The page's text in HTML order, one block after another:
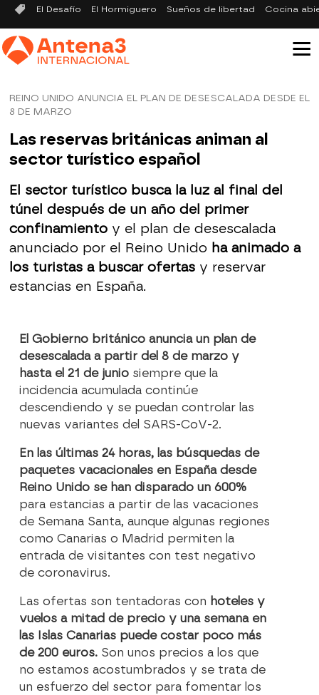
El Desafío El Hormiguero Sueños de libertad Cocina
REINO UNIDO ANUNCIA EL PLAN DE DESESCALADA DESDE EL
8 DE MARZO
Las reservas británicas animan al
sector turístico español
El sector turístico busca la luz al final del
túnel después de un año del primer
confinamiento y el plan de desescalada
anunciado por el Reino Unido ha animado a
los turistas a buscar ofertas y reservar
estancias en España.
El Gobierno británico anuncia un plan de
desescalada a partir del 8 de marzo y
hasta el 21 de junio siempre que la
incidencia acumulada continúe
descendiendo y se puedan controlar las
nuevas variantes del SARS-CoV-2.
En las últimas 24 horas, las búsquedas de
paquetes vacacionales en España desde
Reino Unido se han disparado un 600%
para estancias a partir de las vacaciones
de Semana Santa, aunque algunas regiones
como Canarias o Madrid permiten la
entrada de visitantes con test negativo
de coronavirus.
Las ofertas son tentadoras con hoteles y
vuelos a mitad de precio y una semana en
las Islas Canarias puede costar poco más
de 200 euros. Son unos precios a los que
no estamos acostumbrados y se trata de
un esfuerzo del sector para fomentar los